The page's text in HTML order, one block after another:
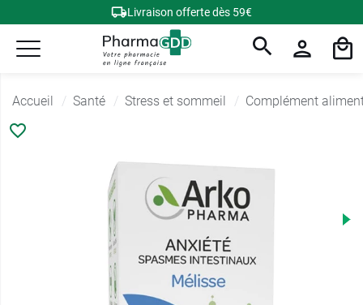
Livraison offerte dès 59€
Accueil Santé Stress et sommeil Complément